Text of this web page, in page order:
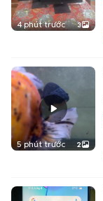
4 phút trước 3
5 phút trước 2